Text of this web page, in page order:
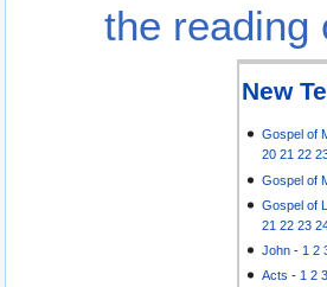
the reading
New
Gospel of
20 21 22
Gospel of
Gospel of
21 22 23
John - 1 2
Acts - 1 2